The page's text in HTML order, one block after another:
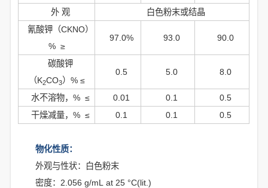
外 观
白色粉末或结晶
氰酸钾（CKNO）
% ≥
97.0% 93.0 90.0
碳酸钾
（K2CO3）% ≤
0.5 5.0 8.0
水不溶物，% ≤ 0.01 0.1
0.5
干燥减量，% ≤
0.1 0.1 0.5
物化性质：
外观与性状：白色粉末
密度：2.056 g/mL at 25 °C(lit.)